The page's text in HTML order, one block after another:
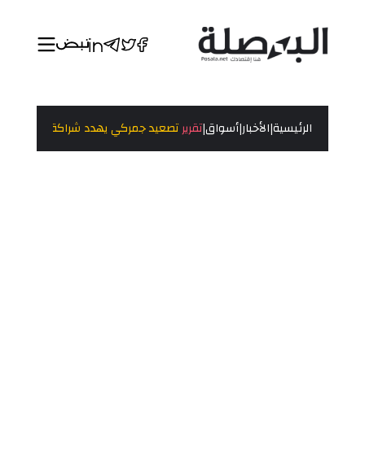
الرئيسية|الأخبار|أسواق|تقريرتصعيد جمركي يهدد شراكة أوروبا